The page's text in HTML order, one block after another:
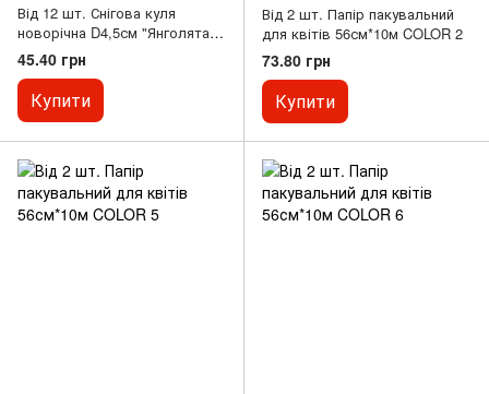
Від 12 шт. Снігова куля
новорічна D4,5см "Янголята"
з підсвіткою7767-3
45.40 грн
Купити
Від 2 шт. Папір пакувальний
для квітів 56см*10м COLOR 2
73.80 грн
Купити